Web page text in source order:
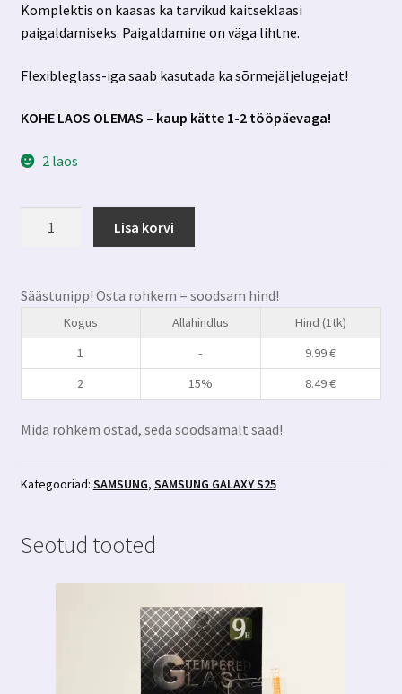
Komplektis on kaasas ka tarvikud kaitseklaasi
paigaldamiseks. Paigaldamine on väga lihtne.
Flexibleglass-iga saab kasutada ka sõrmejäljelugejat!
KOHE LAOS OLEMAS – kaup kätte 1-2 tööpäevaga!
2 laos
3mk
FlexibleGlass
Lisa korvi
Säästunipp! Osta rohkem = soodsam hind!
Kogus Allahindlus
Hind (1tk)
1
- 9.99€
2
15% 8.49€
Mida rohkem ostad, seda soodsamalt saad!
Kategooriad: SAMSUNG, SAMSUNG GALAXY S25
Seotud tooted